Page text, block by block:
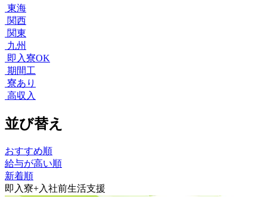
東海
関西
関東
九州
即入寮OK
期間工
寮あり
高収入
並び替え
おすすめ順
給与が高い順
新着順
即入寮+入社前生活支援